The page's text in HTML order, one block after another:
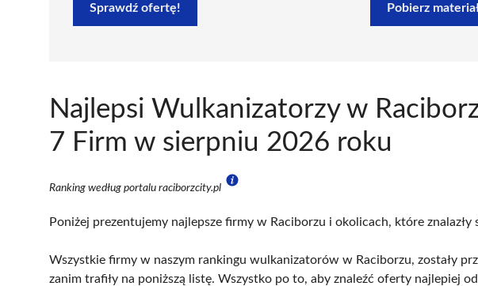
Sprawdź ofertę! Pobierz
Najlepsi Wulkanizatorzy w
7 Firm w sierpniu 2026 roku
Ranking według portalu raciborzcity.pl
Poniżej prezentujemy najlepsze firmy w Raciborzu i okolicach, które znalazły
Wszystkie firmy w naszym rankingu wulkanizatorów w Raciborzu, zostały
zanim trafiły na poniższą listę. Wszystko po to, aby znaleźć oferty najlepiej